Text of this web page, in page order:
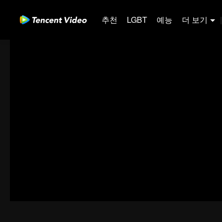
추천 LGBT 예능 더 보기 |